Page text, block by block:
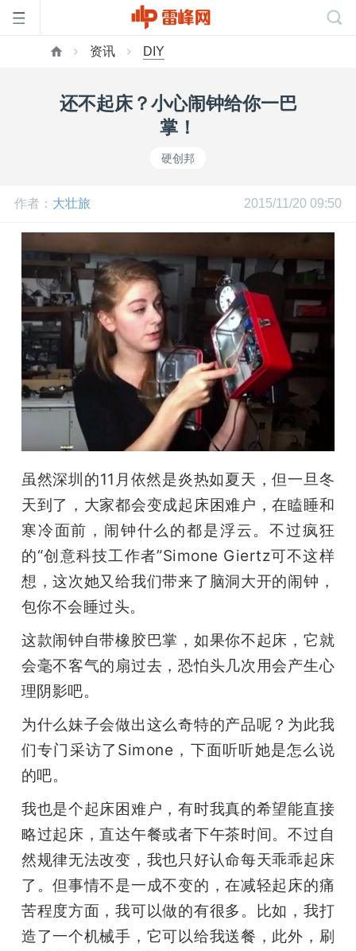
网
公
课
活
动
中
GAIR
专
题
搞
机
资讯 DIY
还不起床？小心闹钟给你一巴
掌！
硬创邦
作者： 大壮旅 2015/11/20 09:50
虽然深圳的11月依然是炎热如夏天，但一旦冬
天到了，大家都会变成起床困难户，在瞌睡和
寒冷面前，闹钟什么的都是浮云。不过疯狂
的“创意科技工作者”Simone Giertz可不这样
想，这次她又给我们带来了脑洞大开的闹钟，
包你不会睡过头。
这款闹钟自带橡胶巴掌，如果你不起床，它就
会毫不客气的扇过去，恐怕头几次用会产生心
理阴影吧。
为什么妹子会做出这么奇特的产品呢？为此我
们专门采访了Simone，下面听听她是怎么说
的吧。
我也是个起床困难户，有时我真的希望能直接
略过起床，直达午餐或者下午茶时间。不过自
然规律无法改变，我也只好认命每天乖乖起床
了。但事情不是一成不变的，在减轻起床的痛
苦程度方面，我可以做的有很多。比如，我打
造了一个机械手，它可以给我送餐，此外，刷